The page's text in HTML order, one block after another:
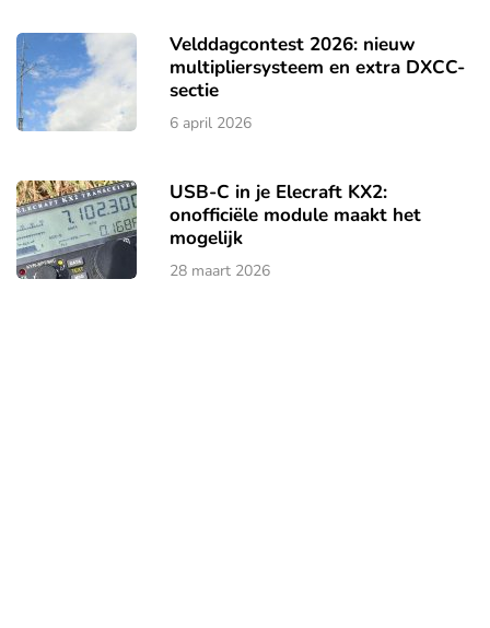
Velddagcontest 2026: nieuw
multipliersysteem en extra DXCC-
sectie
6 april 2026
USB-C in je Elecraft KX2:
onofficiële module maakt het
mogelijk
28 maart 2026